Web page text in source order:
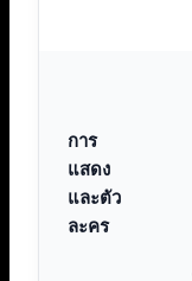
การ
แสดง
และตัว
ละคร